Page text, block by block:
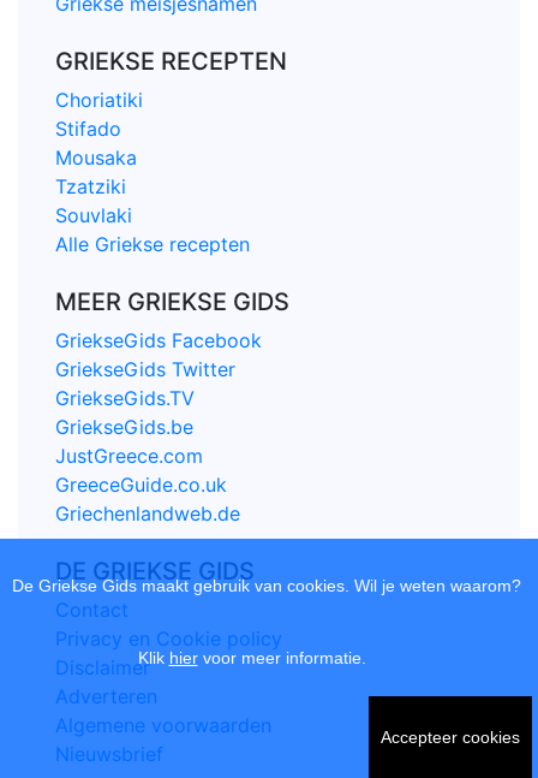
De Griekse Gids maakt gebruik van cookies. Wil je weten waarom?
Klik hiervoor meer informatie.
Accepteer cookies
GRIEKSE RECEPTEN
Choriatiki
Stifado
Mousaka
Tzatziki
Souvlaki
Alle Griekse recepten
MEER GRIEKSE GIDS
GriekseGids Facebook
GriekseGids Twitter
GriekseGids.TV
GriekseGids.be
JustGreece.com
GreeceGuide.co.uk
Griechenlandweb.de
DE GRIEKSE GIDS
Contact
Privacy en Cookie policy
Disclaimer
Adverteren
Algemene voorwaarden
Nieuwsbrief